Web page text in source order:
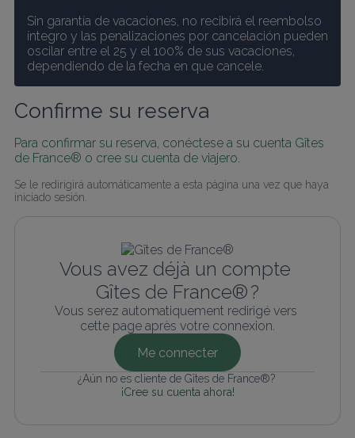
Sin garantía de vacaciones, no recibirá el reembolso
íntegro y las penalizaciones por cancelación pueden
oscilar entre el 25 y el 100% de sus vacaciones,
dependiendo de la fecha en que cancele.
Confirme su reserva
Para confirmar su reserva, conéctese a su cuenta Gîtes
de France® o cree su cuenta de viajero.
Se le redirigirá automáticamente a esta página una vez que haya
iniciado sesión.
Vous avez déjà un compte
Gîtes de France® ?
Vous serez automatiquement redirigé vers
cette page après votre connexion.
Me connecter
¿Aún no es cliente de Gîtes de France®?
¡Cree su cuenta ahora!